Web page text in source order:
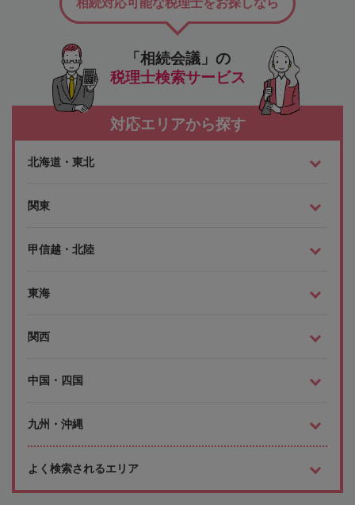
「相続会議」の
税理士検索サービス
対応エリアから探す
北海道・東北
関東
甲信越・北陸
東海
関西
中国・四国
九州・沖縄
よく検索されるエリア